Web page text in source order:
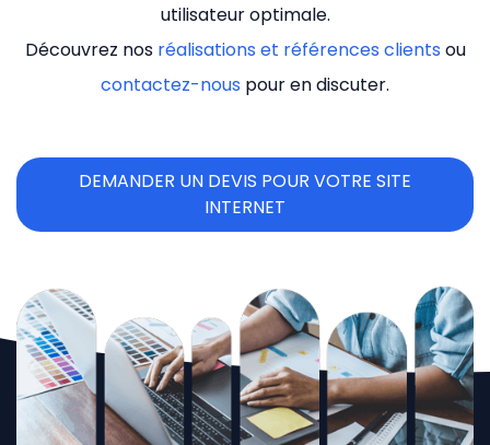
utilisateur optimale.
Découvrez nos réalisations et références clients ou
contactez-nous pour en discuter.
DEMANDER UN DEVIS POUR VOTRE SITE
INTERNET